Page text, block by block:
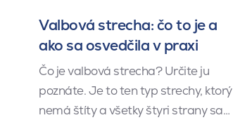
Valbová strecha: čo to je a
ako sa osvedčila v praxi
Čo je valbová strecha? Určite ju
poznáte. Je to ten typ strechy, ktorý
nemá štíty a všetky štyri strany sa…